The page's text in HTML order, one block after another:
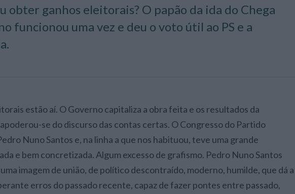
obter ganhos eleitorais? O papão da ida do Chega
funcionou uma vez e deu o voto útil ao PS e a
se do discurso das contas certas. O Congresso do Partido
Nuno Santos e, na linha a que nos habituou, teve uma grande
e bem concretizada. Algum excesso de grafismo. Pedro Nuno Santos
imagem de união, de político descontraído, moderno, humilde, que dá a
erros do passado recente, capaz de fazer pontes entre passado,